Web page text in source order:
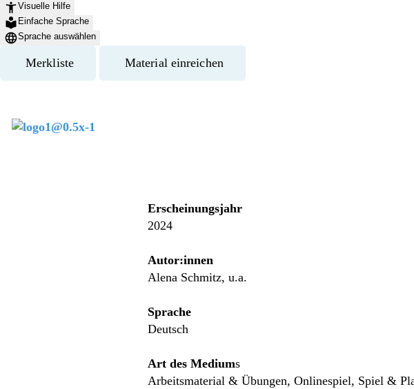
Visuelle Hilfe
Einfache Sprache
Sprache auswählen
Merkliste Material einreichen
Erscheinungsjahr
2024
Autor:innen
Alena Schmitz, u.a.
Sprache
Deutsch
Art des Mediums
Arbeitsmaterial & Übungen, Onlinespiel, Spiel &